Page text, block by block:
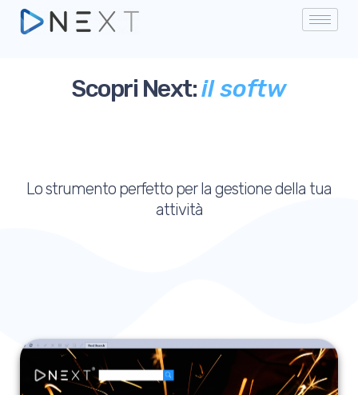
Scopri Next:il softwar
Lo strumento perfetto per la gestione della tua
attività